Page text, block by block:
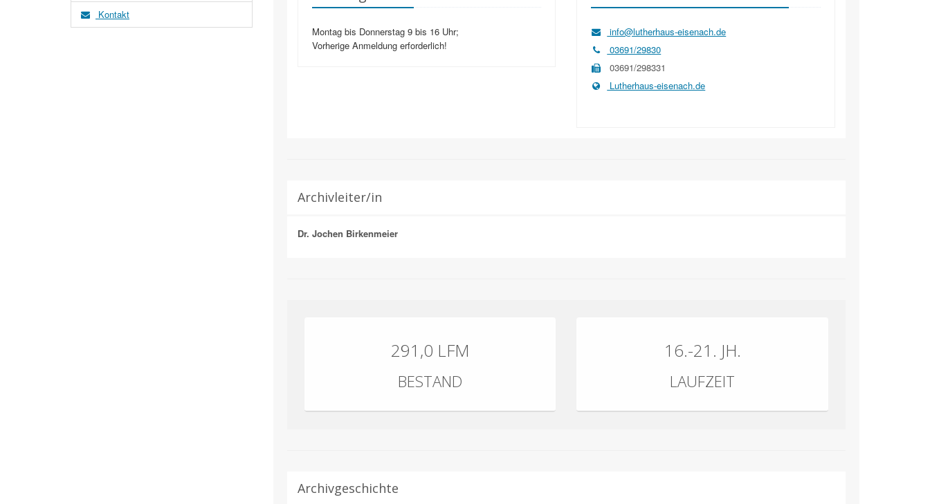
Kontakt
Montag bis Donnerstag 9 bis 16 Uhr;
Vorherige Anmeldung erforderlich!
info@lutherhaus-eisenach.de
03691/29830
03691/298331
Lutherhaus-eisenach.de
Archivleiter/in
Dr. Jochen Birkenmeier
291,0 LFM
BESTAND
16.-21. JH.
LAUFZEIT
Archivgeschichte